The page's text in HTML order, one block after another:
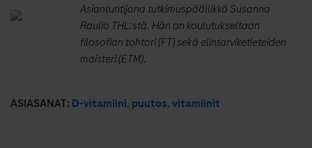
Asiantuntijana tutkimuspäällikkö Susanna
Raulio THL:stä. Hän on koulutukseltaan
filosofian tohtori (FT) sekä elintarviketieteiden
maisteri (ETM).
ASIASANAT: D-vitamiini, puutos,vitamiinit